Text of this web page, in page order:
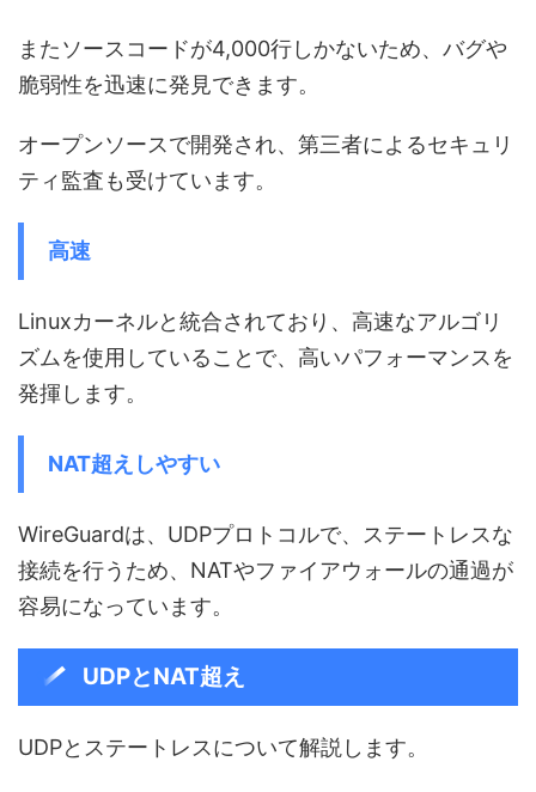
またソースコードが4,000行しかないため、バグや
脆弱性を迅速に発見できます。
オープンソースで開発され、第三者によるセキュリ
ティ監査も受けています。
高速
Linuxカーネルと統合されており、高速なアルゴリ
ズムを使用していることで、高いパフォーマンスを
発揮します。
NAT超えしやすい
WireGuardは、UDPプロトコルで、ステートレスな
接続を行うため、NATやファイアウォールの通過が
容易になっています。
UDPとNAT超え
UDPとステートレスについて解説します。